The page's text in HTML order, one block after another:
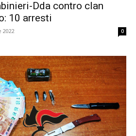
Dda contro clan
10 arresti
2022 0